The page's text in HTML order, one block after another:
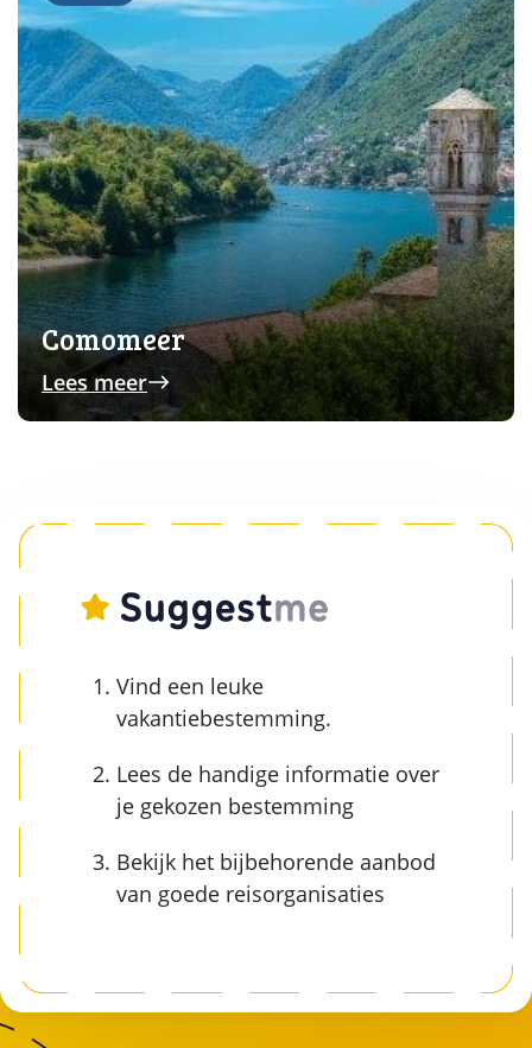
Comomeer
Lees meer
Vind een leuke
vakantiebestemming.
Lees de handige informatie over
je gekozen bestemming
Bekijk het bijbehorende aanbod
van goede reisorganisaties